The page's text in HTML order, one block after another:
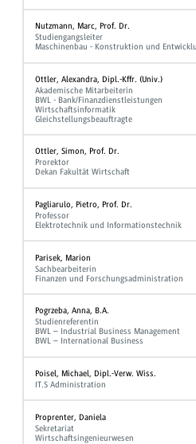
Nutzmann, Marc, Prof. Dr.
Studiengangsleiter
Maschinenbau - Konstruktion und
Ottler, Alexandra, Dipl.-Kffr. (Univ.)
Akademische Mitarbeiterin
BWL - Bank/Finanzdienstleistungen
Wirtschaftsinformatik
Gleichstellungsbeauftragte
Ottler, Simon, Prof. Dr.
Prorektor
Dekan Fakultät Wirtschaft
Pagliarulo, Pietro, Prof. Dr.
Professor
Elektrotechnik und Informationstechnik
Parisek, Marion
Sachbearbeiterin
Finanzen und Forschungsadministration
Pogrzeba, Anna, B.A.
Studienreferentin
BWL – Industrial Business Management
BWL – International Business
Poisel, Michael, Dipl.-Verw. Wiss.
IT.S Administration
Proprenter, Daniela
Sekretariat
Wirtschaftsingenieurwesen